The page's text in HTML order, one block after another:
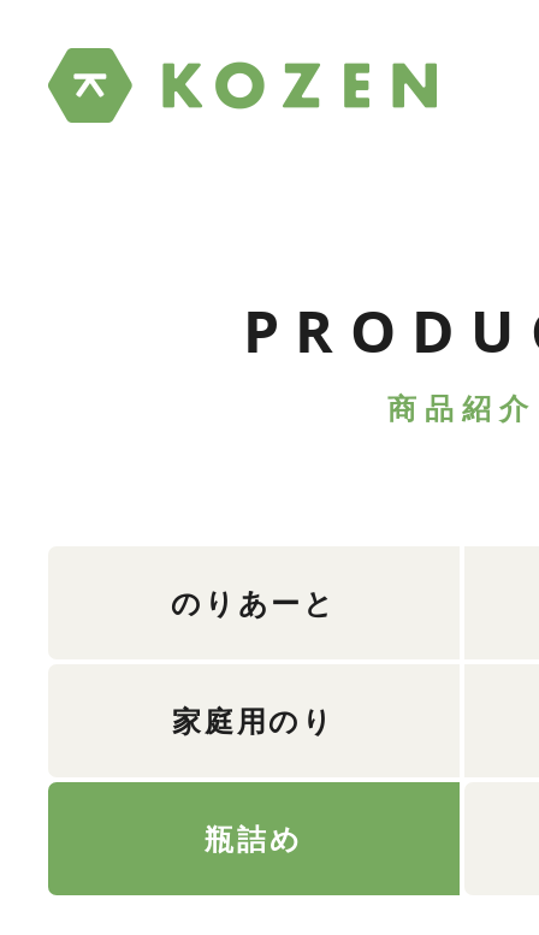
商品紹介
のりあーと
家庭用のり
瓶詰め